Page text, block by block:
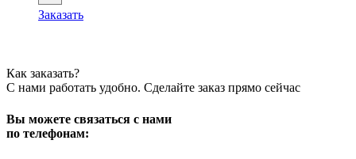
Заказать
Как заказать?
С нами работать удобно. Сделайте заказ прямо сейчас
Вы можете связаться с нами
по телефонам: